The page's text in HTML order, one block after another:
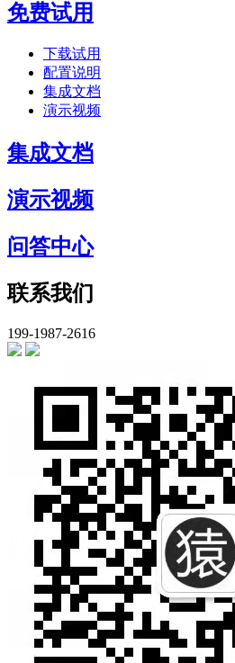
免费试用
下载试用
配置说明
集成文档
演示视频
集成文档
演示视频
问答中心
联系我们
199-1987-2616